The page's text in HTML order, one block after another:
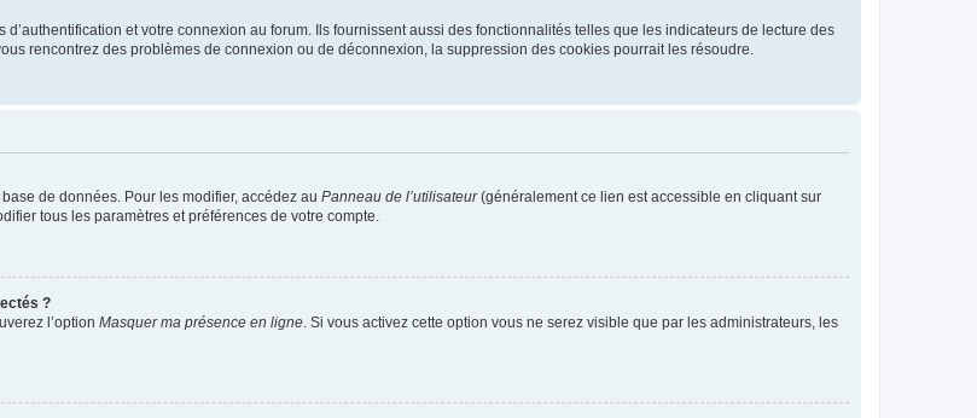
et votre connexion au forum. Ils fournissent aussi des fonctionnalités telles que les indicateurs de lecture des
rencontrez des problèmes de connexion ou de déconnexion, la suppression des cookies pourrait les résoudre.
de données. Pour les modifier, accédez au Panneau de l’utilisateur(généralement ce lien est accessible en cliquant sur
tous les paramètres et préférences de votre compte.
?
l’option Masquer ma présence en ligne . Si vous activez cette option vous ne serez visible que par les administrateurs, les